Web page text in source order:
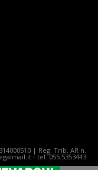
| Reg. Trib. AR n.
- tel. 055.5353443